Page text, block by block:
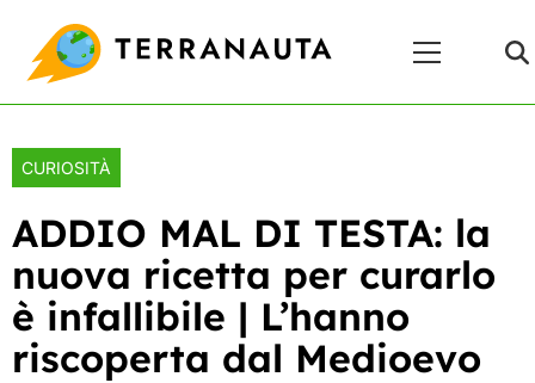
content
Principale
CURIOSITÀ
ADDIO MAL DI TESTA: la
nuova ricetta per curarlo
è infallibile | L’hanno
riscoperta dal Medioevo